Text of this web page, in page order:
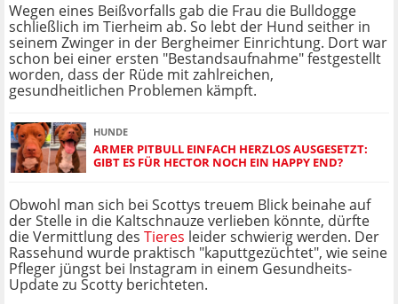
Wegen eines Beißvorfalls gab die Frau die Bulldogge
schließlich im Tierheim ab. So lebt der Hund seither in
seinem Zwinger in der Bergheimer Einrichtung. Dort war
schon bei einer ersten "Bestandsaufnahme" festgestellt
worden, dass der Rüde mit zahlreichen,
gesundheitlichen Problemen kämpft.
HUNDE
ARMER PITBULL EINFACH HERZLOS AUSGESETZT:
GIBT ES FÜR HECTOR NOCH EIN HAPPY END?
Obwohl man sich bei Scottys treuem Blick beinahe auf
der Stelle in die Kaltschnauze verlieben könnte, dürfte
die Vermittlung des Tieres leider schwierig werden. Der
Rassehund wurde praktisch "kaputtgezüchtet", wie seine
Pfleger jüngst bei Instagram in einem Gesundheits-
Update zu Scotty berichteten.